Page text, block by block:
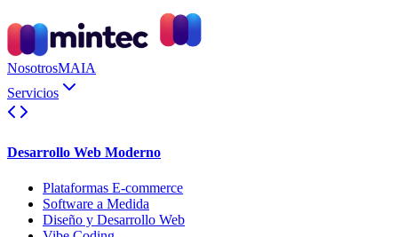
NosotrosMAIA
Servicios
Desarrollo Web Moderno
Plataformas E-commerce
Software a Medida
Diseño y Desarrollo Web